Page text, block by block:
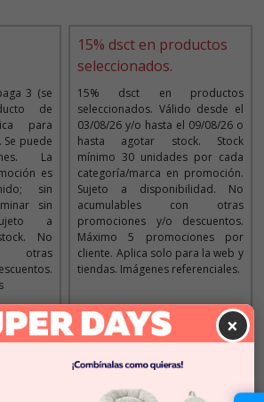
3 (se
de
para
Se puede
La
es
sin
sin
a
No
otras
15% dsct en productos
seleccionados.
15% dsct en productos
seleccionados. Válido desde el
03/08/26 y/o hasta el 09/08/26 o
hasta agotar stock. Stock
mínimo 30 unidades por cada
categoría/marca en promoción.
Sujeto a disponibilidad. No
acumulables con otras
promociones y/o descuentos.
Máximo 5 promociones por
cliente. Aplica solo para la web y
tiendas. Imágenes referenciales.
×